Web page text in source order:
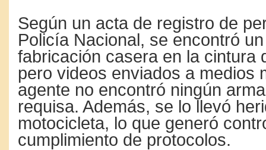
Según un acta de registro de
Policía Nacional, se encontró
fabricación casera en la cintura
pero videos enviados a medios
agente no encontró ningún
requisa. Además, se lo llevó
motocicleta, lo que generó
cumplimiento de protocolos.